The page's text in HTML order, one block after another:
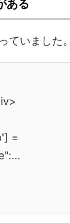
ある
ていました。
=